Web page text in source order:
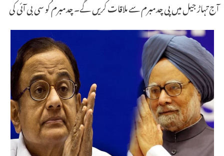
آج تہاڑ جیل میں پی چدمبرم سے ملاقات کریں گے۔ چدمبرم کو سی بی آئی کی